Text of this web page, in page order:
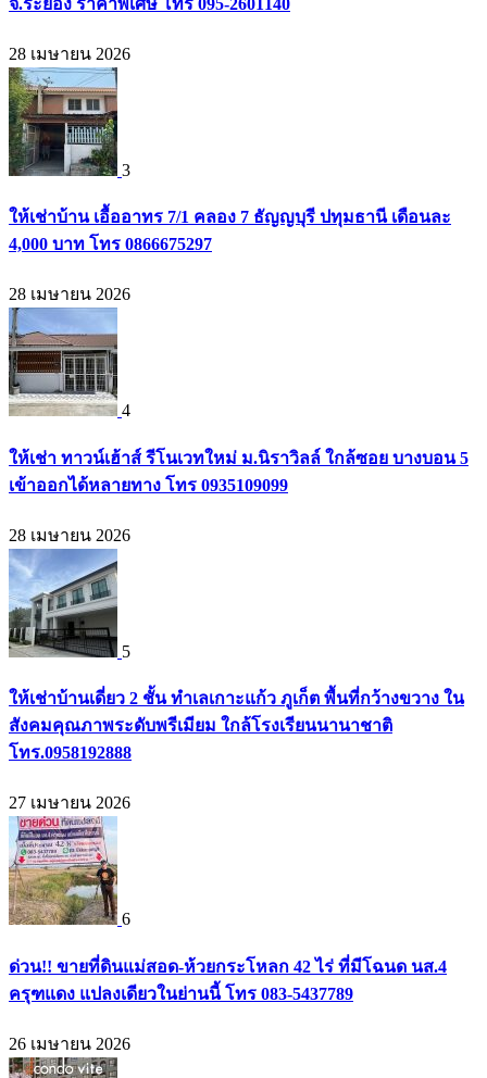
28 เมษายน 2026
3
ให้เช่าบ้าน เอื้ออาทร 7/1 คลอง 7 ธัญญบุรี ปทุมธานี เดือนละ
4,000 บาท โทร 0866675297
28 เมษายน 2026
4
ให้เช่า ทาวน์เฮ้าส์ รีโนเวทใหม่ ม.นิราวิลล์ ใกล้ซอย บางบอน 5
เข้าออกได้หลายทาง โทร 0935109099
28 เมษายน 2026
5
ให้เช่าบ้านเดี่ยว 2 ชั้น ทำเลเกาะแก้ว ภูเก็ต พื้นที่กว้างขวาง ใน
สังคมคุณภาพระดับพรีเมียม ใกล้โรงเรียนนานาชาติ
โทร.0958192888
27 เมษายน 2026
6
ด่วน!! ขายที่ดินแม่สอด-ห้วยกระโหลก 42 ไร่ ที่มีโฉนด นส.4
ครุฑแดง แปลงเดียวในย่านนี้ โทร 083-5437789
26 เมษายน 2026